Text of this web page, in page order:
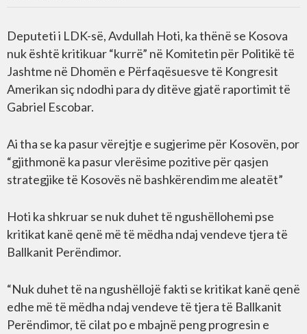
Deputeti i LDK-së, Avdullah Hoti, ka thënë se Kosova
nuk është kritikuar “kurrë” në Komitetin për Politikë të
Jashtme në Dhomën e Përfaqësuesve të Kongresit
Amerikan siç ndodhi para dy ditëve gjatë raportimit të
Gabriel Escobar.
Ai tha se ka pasur vërejtje e sugjerime për Kosovën, por
“gjithmonë ka pasur vlerësime pozitive për qasjen
strategjike të Kosovës në bashkërendim me aleatët”
Hoti ka shkruar se nuk duhet të ngushëllohemi pse
kritikat kanë qenë më të mëdha ndaj vendeve tjera të
Ballkanit Perëndimor.
“Nuk duhet të na ngushëllojë fakti se kritikat kanë qenë
edhe më të mëdha ndaj vendeve të tjera të Ballkanit
Perëndimor, të cilat po e mbajnë peng progresin e